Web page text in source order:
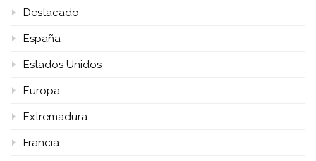
Destacado
España
Estados Unidos
Europa
Extremadura
Francia